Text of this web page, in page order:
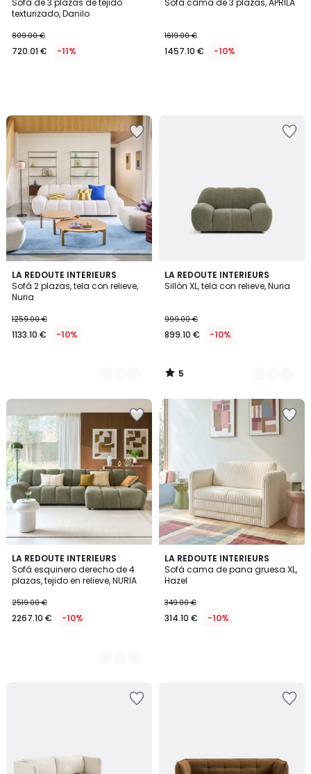
Sofá de 3 plazas de tejido
texturizado, Danilo
809.00 €
720.01 € -11%
Sofá cama de 3 plazas, APRILA
1619.00 €
1457.10 € -10%
LA REDOUTE INTERIEURS
Sofá 2 plazas, tela con relieve,
Nuria
1259.00 €
1133.10 € -10%
3
Colores
LA REDOUTE INTERIEURS
Sillón XL, tela con relieve, Nuria
999.00 €
899.10 € -10%
5
/
3
Colores
5
/
LA REDOUTE INTERIEURS
Sofá esquinero derecho de 4
plazas, tejido en relieve, NURIA
2519.00 €
2267.10 € -10%
3
Colores
LA REDOUTE INTERIEURS
Sofá cama de pana gruesa XL,
Hazel
349.00 €
314.10 € -10%